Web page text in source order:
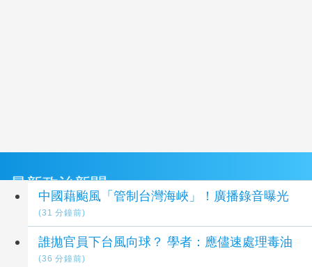
最新政治新聞
中國藉颱風「管制台灣海峽」！廣播錄音曝光
(31 分鐘前)
誰拋官員下台風向球？ 學者：應儘速處理毒油
(36 分鐘前)